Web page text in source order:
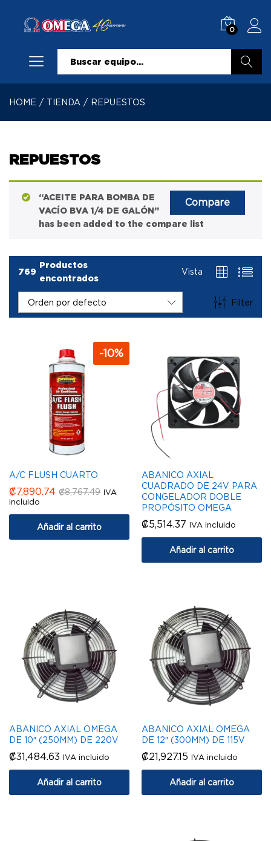
0
HOME / TIENDA / REPUESTOS
REPUESTOS
Compare
“ACEITE PARA BOMBA DE
VACÍO BVA 1/4 DE GALÓN”
has been added to the compare list
769
Productos
encontrados
Vista
Filter
Orden por defecto
-10%
A/C FLUSH CUARTO
₡7,890.74 ₡8,767.49 IVA
incluido
Añadir al carrito
ABANICO AXIAL
CUADRADO DE 24V PARA
CONGELADOR DOBLE
PROPÓSITO OMEGA
₡5,514.37 IVA incluido
Añadir al carrito
ABANICO AXIAL OMEGA
DE 10″ (250MM) DE 220V
₡31,484.63 IVA incluido
Añadir al carrito
ABANICO AXIAL OMEGA
DE 12″ (300MM) DE 115V
₡21,927.15 IVA incluido
Añadir al carrito